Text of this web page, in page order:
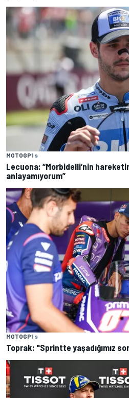
MOTOGP1 s
Lecuona: “Morbidelli’nin
anlayamıyorum”
MOTOGP1 s
Toprak: "Sprintte yaşadığımız